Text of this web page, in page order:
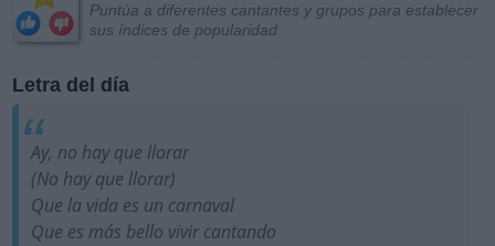
Puntúa a diferentes cantantes y grupos para establecer
sus índices de popularidad
Letra del día
Ay, no hay que llorar
(No hay que llorar)
Que la vida es un carnaval
Que es más bello vivir cantando